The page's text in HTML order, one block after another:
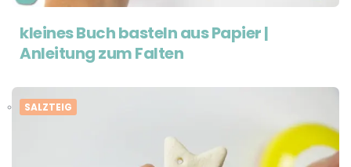
kleines Buch basteln aus Papier |
Anleitung zum Falten
SALZTEIG